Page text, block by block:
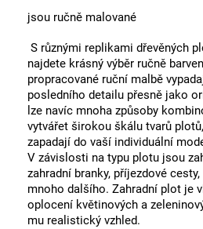
jsou ručně malované
S různými replikami dřevěných
najdete krásný výběr ručně
propracované ruční malbě
posledního detailu přesně jako
lze navíc mnoha způsoby
vytvářet širokou škálu tvarů
zapadají do vaší individuální
V závislosti na typu plotu jsou
zahradní branky, příjezdové
mnoho dalšího. Zahradní plot je
oplocení květinových a
mu realistický vzhled.